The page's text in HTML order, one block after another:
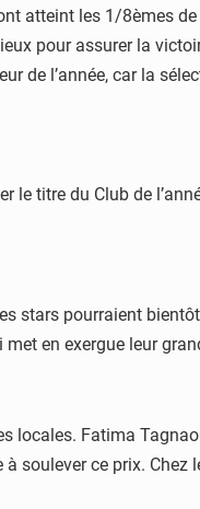
atteint les 1/8èmes
pour assurer la
de l’année, car la
le titre du Club de
stars pourraient
en exergue leur
Fatima
ce prix. Chez